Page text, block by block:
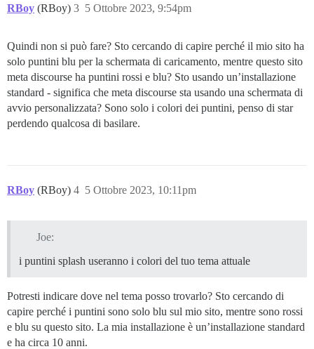
RBoy (RBoy) 5 Ottobre 2023, 9:54pm
3
Quindi non si può fare? Sto cercando di capire perché il mio sito ha
solo puntini blu per la schermata di caricamento, mentre questo sito
meta discourse ha puntini rossi e blu? Sto usando un’installazione
standard - significa che meta discourse sta usando una schermata di
avvio personalizzata? Sono solo i colori dei puntini, penso di star
perdendo qualcosa di basilare.
RBoy (RBoy) 5 Ottobre 2023, 10:11pm
4
Joe:
i puntini splash useranno i colori del tuo tema attuale
Potresti indicare dove nel tema posso trovarlo? Sto cercando di
capire perché i puntini sono solo blu sul mio sito, mentre sono rossi
e blu su questo sito. La mia installazione è un’installazione standard
e ha circa 10 anni.